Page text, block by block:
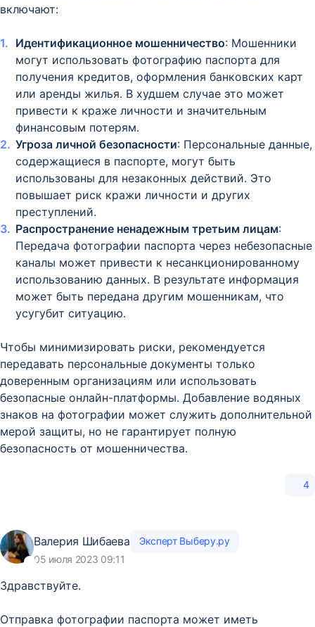
включают:
Идентификационное мошенничество: Мошенники
могут использовать фотографию паспорта для
получения кредитов, оформления банковских карт
или аренды жилья. В худшем случае это может
привести к краже личности и значительным
финансовым потерям.
Угроза личной безопасности: Персональные данные,
содержащиеся в паспорте, могут быть
использованы для незаконных действий. Это
повышает риск кражи личности и других
преступлений.
Распространение ненадежным третьим лицам:
Передача фотографии паспорта через небезопасные
каналы может привести к несанкционированному
использованию данных. В результате информация
может быть передана другим мошенникам, что
усугубит ситуацию.
Чтобы минимизировать риски, рекомендуется
передавать персональные документы только
доверенным организациям или использовать
безопасные онлайн-платформы. Добавление водяных
знаков на фотографии может служить дополнительной
мерой защиты, но не гарантирует полную
безопасность от мошенничества.
4
Валерия Шибаева
Эксперт Выберу.ру
05 июля 2023 09:11
Здравствуйте.
Отправка фотографии паспорта может иметь